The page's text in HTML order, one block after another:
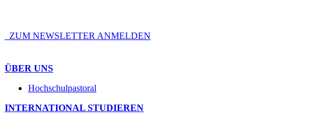
ZUM NEWSLETTER ANMELDEN
ÜBER UNS
Hochschulpastoral
INTERNATIONAL STUDIEREN